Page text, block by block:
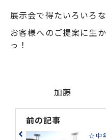
展示会で得たいろいろ
お客様へのご提案に生
っ！
加藤
前の記事
☆中